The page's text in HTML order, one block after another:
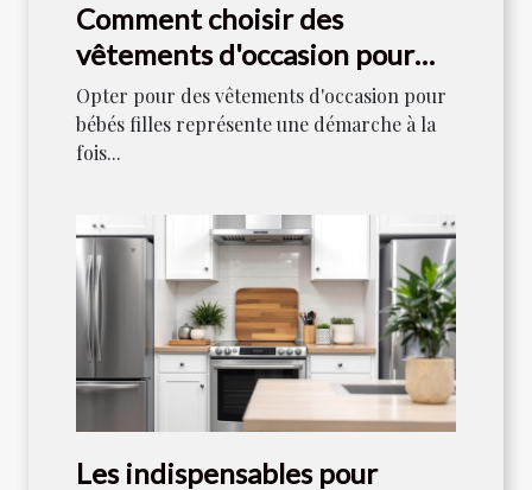
Comment choisir des
vêtements d'occasion pour
bébés filles
Opter pour des vêtements d'occasion pour
bébés filles représente une démarche à la
fois...
Les indispensables pour